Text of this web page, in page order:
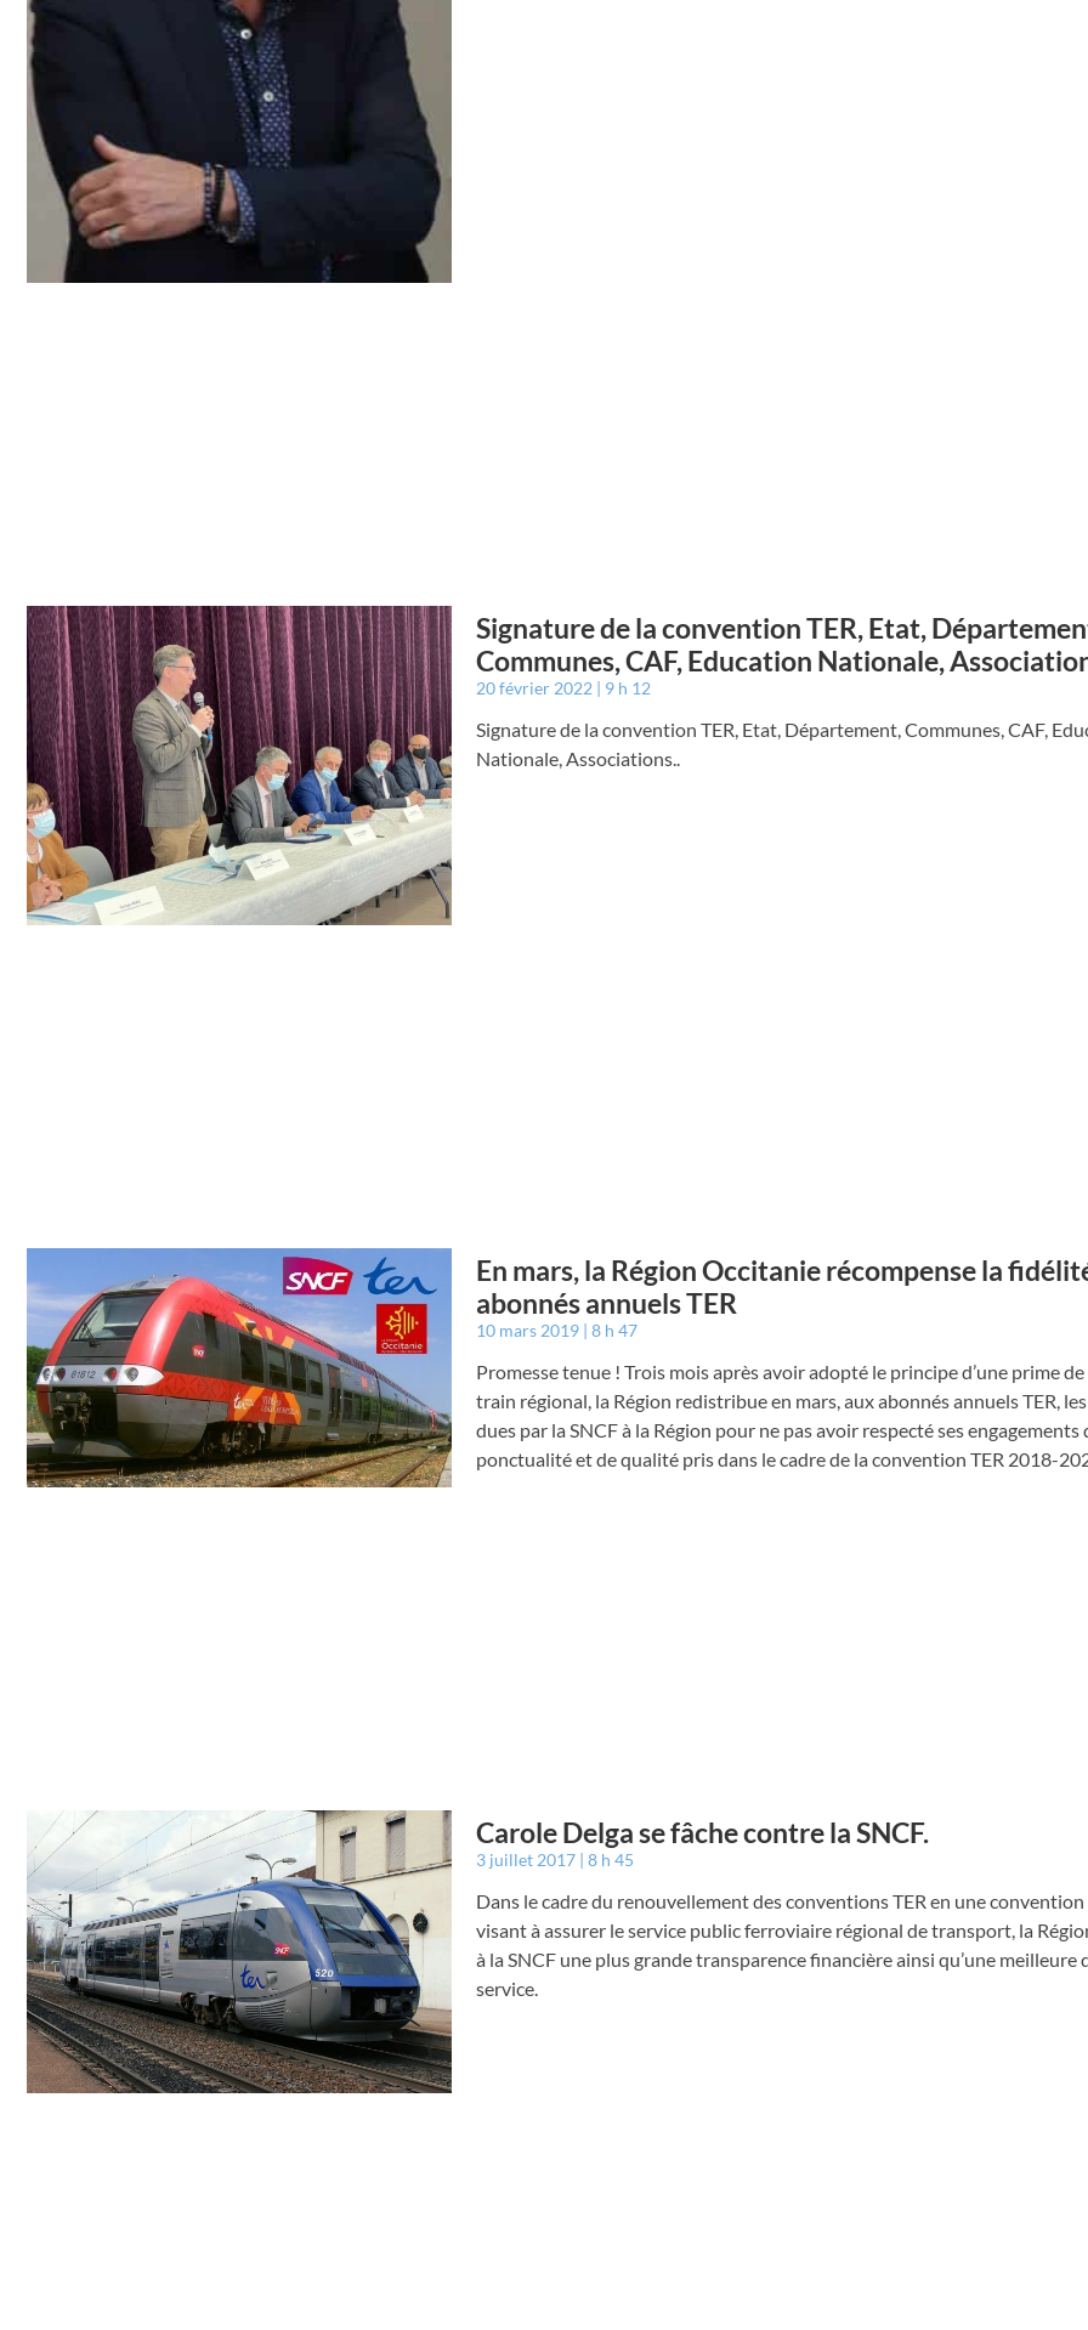
Signature de la convention TER, Etat,
Communes, CAF, Education Nationale,
20 février 2022 9 h 12
Signature de la convention TER, Etat, Département, Communes, CAF,
Nationale, Associations..
En mars, la Région Occitanie récompense la
abonnés annuels TER
10 mars 2019 8 h 47
Promesse tenue ! Trois mois après avoir adopté le principe d’une prime
train régional, la Région redistribue en mars, aux abonnés annuels TER,
dues par la SNCF à la Région pour ne pas avoir respecté ses engagements
ponctualité et de qualité pris dans le cadre de la convention TER 2018-
Carole Delga se fâche contre la SNCF.
3 juillet 2017 8 h 45
Dans le cadre du renouvellement des conventions TER en une
visant à assurer le service public ferroviaire régional de transport, la
à la SNCF une plus grande transparence financière ainsi qu’une meilleure
service.